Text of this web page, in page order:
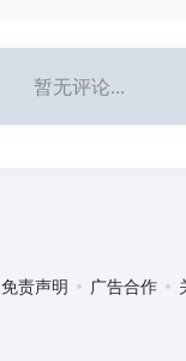
暂无评论...
免责声明 广告合作